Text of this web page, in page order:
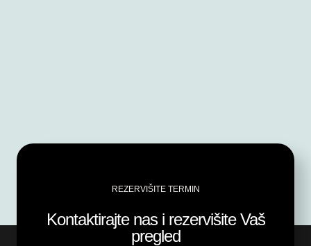
REZERVIŠITE TERMIN
Kontaktirajte nas i rezervišite Vaš
pregled